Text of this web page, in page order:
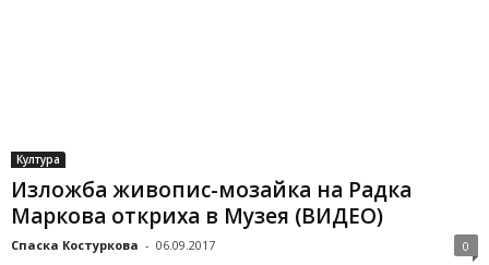
Култура
Изложба живопис-мозайка на Радка
Маркова откриха в Музея (ВИДЕО)
Спаска Костуркова - 06.09.2017 0